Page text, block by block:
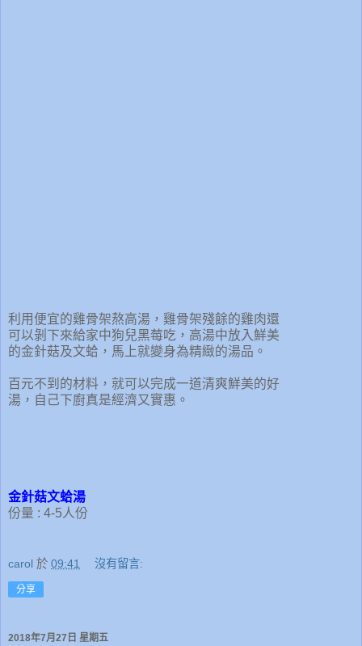
利用便宜的雞骨架熬高湯，雞骨架殘餘的雞肉還
可以剝下來給家中狗兒黑莓吃，高湯中放入鮮美
的金針菇及文蛤，馬上就變身為精緻的湯品。
百元不到的材料，就可以完成一道清爽鮮美的好
湯，自己下廚真是經濟又實惠。
金針菇文蛤湯
份量 : 4-5人份
carol 於 09:41 沒有留言:
分享
2018年7月27日 星期五